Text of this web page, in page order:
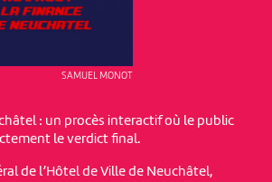
SAMUEL MONOT
: un procès interactif où le public
le verdict final.
de l’Hôtel de Ville de Neuchâtel,